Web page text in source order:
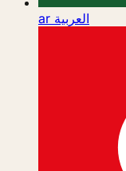
ar العربية